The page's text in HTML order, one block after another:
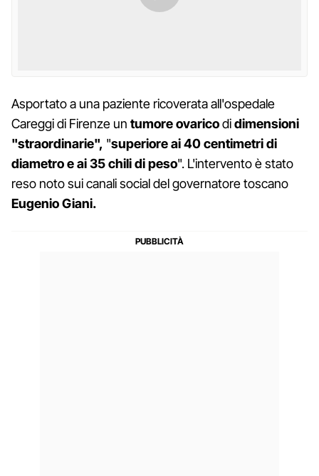
Asportato a una paziente ricoverata all'ospedale
Careggi di Firenze un tumore ovaricodidimensioni
"straordinarie", "superiore ai 40 centimetri di
diametro e ai 35 chili di peso". L'intervento è stato
reso noto sui canali social del governatore toscano
Eugenio Giani.